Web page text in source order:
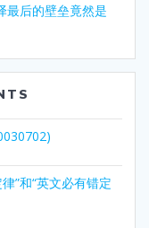
最后的壁垒竟然是
”和“英文必有错定